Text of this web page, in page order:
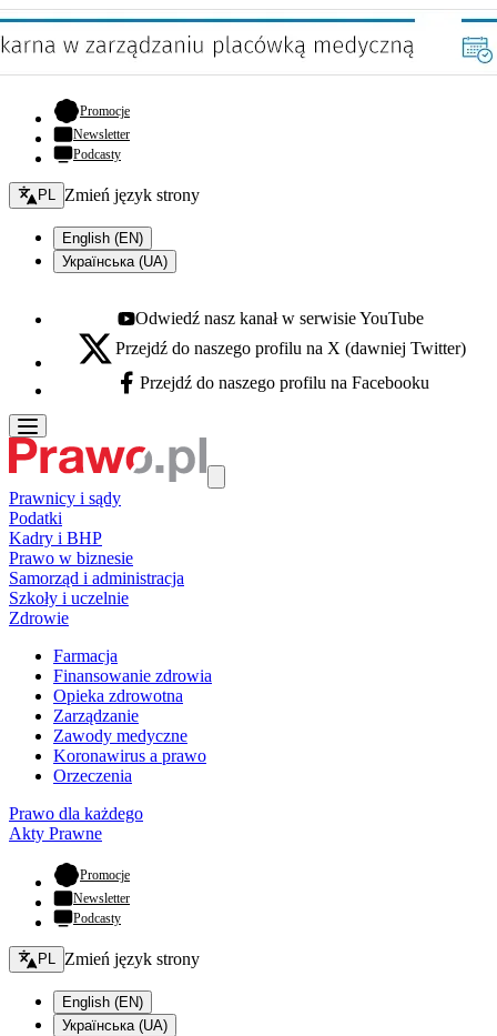
Promocje- otwiera się w nowej karcie
Newsletter
Podcasty
Zmień język - bieżący:
PL Zmień język strony
English (EN)
Українська (UA)
Youtube - otwiera się w nowej karcie
Odwiedź nasz kanał w serwisie YouTube
X - otwiera się w nowej karcie
Przejdź do naszego profilu na X (dawniej Twitter)
Facebook - otwiera się w nowej karcie
Przejdź do naszego profilu na Facebooku
Prawnicy i sądy
Podatki
Kadry i BHP
Prawo w biznesie
Samorząd i administracja
Szkoły i uczelnie
Zdrowie
Farmacja
Finansowanie zdrowia
Opieka zdrowotna
Zarządzanie
Zawody medyczne
Koronawirus a prawo
Orzeczenia
Prawo dla każdego
Akty Prawne
Promocje- otwiera się w nowej karcie
Newsletter
Podcasty
Zmień język - bieżący:
PL Zmień język strony
English (EN)
Українська (UA)